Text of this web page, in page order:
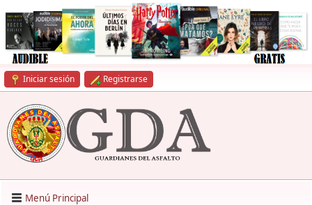
Iniciar sesión Registrarse
Menú Principal